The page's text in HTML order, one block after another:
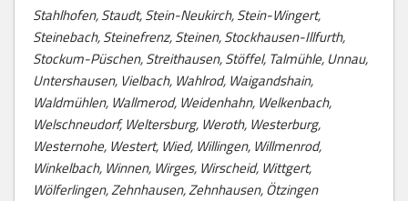
Stahlhofen, Staudt, Stein-Neukirch, Stein-Wingert,
Steinebach, Steinefrenz, Steinen, Stockhausen-Illfurth,
Stockum-Püschen, Streithausen, Stöffel, Talmühle, Unnau,
Untershausen, Vielbach, Wahlrod, Waigandshain,
Waldmühlen, Wallmerod, Weidenhahn, Welkenbach,
Welschneudorf, Weltersburg, Weroth, Westerburg,
Westernohe, Westert, Wied, Willingen, Willmenrod,
Winkelbach, Winnen, Wirges, Wirscheid, Wittgert,
Wölferlingen, Zehnhausen, Zehnhausen, Ötzingen